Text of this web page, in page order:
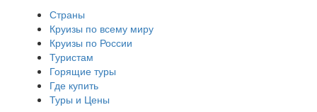
Страны
Круизы по всему миру
Круизы по России
Туристам
Горящие туры
Где купить
Туры и Цены